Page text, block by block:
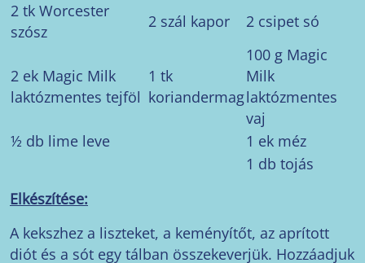
2 tk Worcester
szósz
2 szál kapor 2 csipet só
2 ek Magic Milk
laktózmentes tejföl
1 tk
koriandermag
100 g Magic
Milk
laktózmentes
vaj
½ db lime leve
1 ek méz
1 db tojás
Elkészítése:
A kekszhez a liszteket, a keményítőt, az aprított
diót és a sót egy tálban összekeverjük. Hozzáadjuk